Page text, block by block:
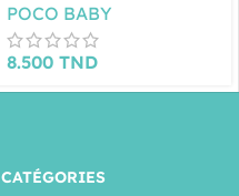
POCO BABY
8.500 TND
CATÉGORIES